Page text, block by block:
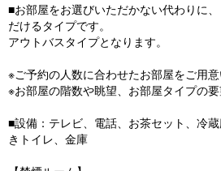
■お部屋をお選びいただかない代わりに
だけるタイプです。
アウトバスタイプとなります。
※ご予約の人数に合わせたお部屋をご用意
※お部屋の階数や眺望、お部屋タイプの要
■設備：テレビ、電話、お茶セット、冷
きトイレ、金庫